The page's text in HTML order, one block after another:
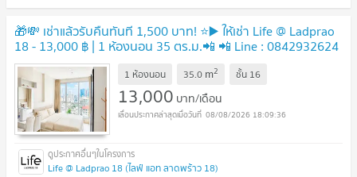
🎁💸 เช่าแล้วรับคืนทันที 1,500 บาท! ⭐️▶️ ให้เช่า Life @ Ladprao
18 - 13,000 ฿ | 1 ห้องนอน 35 ตร.ม.📲 📲 Line : 0842932624
/ Junesone520🎉
1 ห้องนอน 35.0 m2 ชั้น 16
13,000 บาท/เดือน
08/08/2026 18:09:36
Life @ Ladprao 18 (ไลฟ์ แอท ลาดพร้าว 18)